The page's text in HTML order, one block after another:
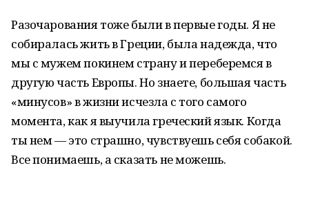
Разочарования тоже были в первые годы. Я не
собиралась жить в Греции, была надежда, что
мы с мужем покинем страну и переберемся в
другую часть Европы. Но знаете, большая часть
«минусов» в жизни исчезла с того самого
момента, как я выучила греческий язык. Когда
ты нем — это страшно, чувствуешь себя собакой.
Все понимаешь, а сказать не можешь.